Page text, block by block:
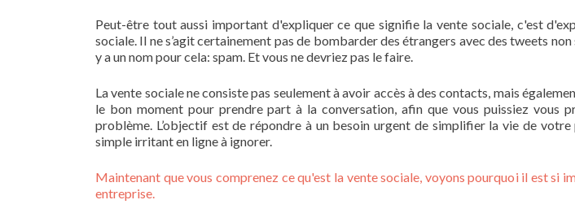
Peut-être tout aussi important d'expliquer ce que signifie la vente sociale, c'est
sociale. Il ne s’agit certainement pas de bombarder des étrangers avec des tweets
y a un nom pour cela: spam. Et vous ne devriez pas le faire.
La vente sociale ne consiste pas seulement à avoir accès à des contacts, mais
le bon moment pour prendre part à la conversation, afin que vous puissiez vous
problème. L’objectif est de répondre à un besoin urgent de simplifier la vie de
simple irritant en ligne à ignorer.
Maintenant que vous comprenez ce qu'est la vente sociale, voyons pourquoi il est si
entreprise.